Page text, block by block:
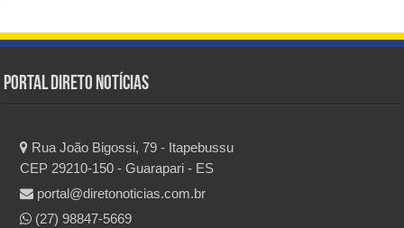
Portal Direto Notícias
Rua João Bigossi, 79 - Itapebussu
CEP 29210-150 - Guarapari - ES
portal@diretonoticias.com.br
(27) 98847-5669